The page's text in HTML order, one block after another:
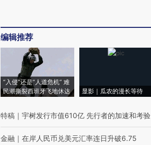
编辑推荐
“入侵”还是“人道危机” 难
民潮撕裂西班牙飞地休达
显影｜瓜农的漫长等待
特稿 ｜ 宇树发行市值610亿 先行者的加速和考验
金融 ｜ 在岸人民币兑美元汇率连日升破6.75